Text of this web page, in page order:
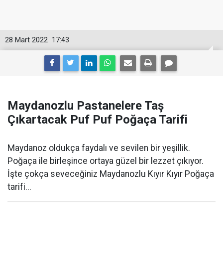
17:43
28 Mart 2022
Maydanozlu Pastanelere Taş
Çıkartacak Puf Puf Poğaça Tarifi
Maydanoz oldukça faydalı ve sevilen bir yeşillik.
Poğaça ile birleşince ortaya güzel bir lezzet çıkıyor.
İşte çokça seveceğiniz Maydanozlu Kıyır Kıyır Poğaça
tarifi...